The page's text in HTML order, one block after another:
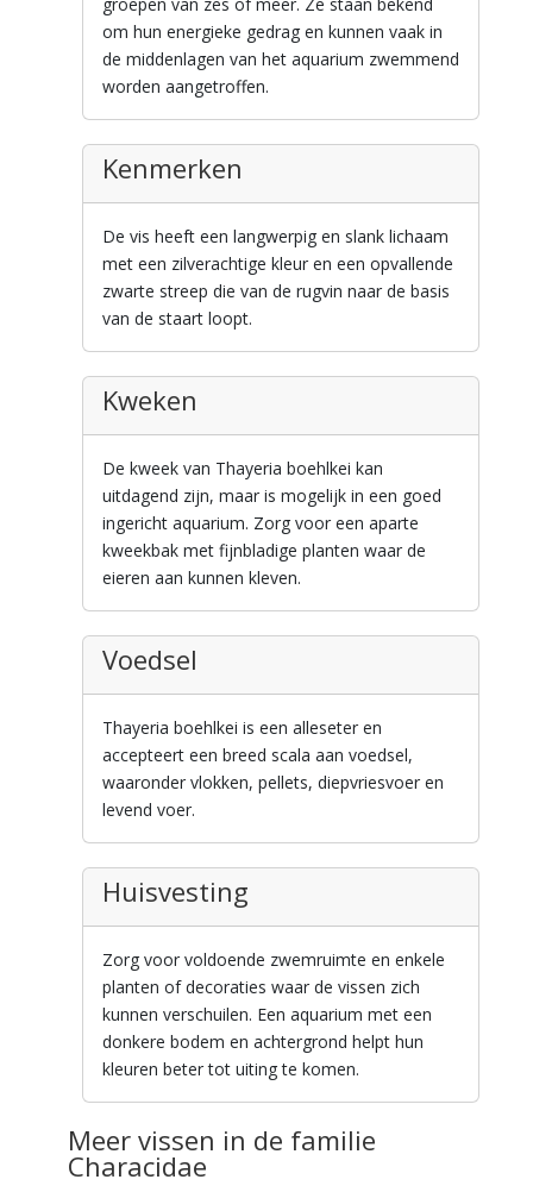
om hun energieke gedrag en kunnen vaak in
de middenlagen van het aquarium zwemmend
worden aangetroffen.
Kenmerken
De vis heeft een langwerpig en slank lichaam
met een zilverachtige kleur en een opvallende
zwarte streep die van de rugvin naar de basis
van de staart loopt.
Kweken
De kweek van Thayeria boehlkei kan
uitdagend zijn, maar is mogelijk in een goed
ingericht aquarium. Zorg voor een aparte
kweekbak met fijnbladige planten waar de
eieren aan kunnen kleven.
Voedsel
Thayeria boehlkei is een alleseter en
accepteert een breed scala aan voedsel,
waaronder vlokken, pellets, diepvriesvoer en
levend voer.
Huisvesting
Zorg voor voldoende zwemruimte en enkele
planten of decoraties waar de vissen zich
kunnen verschuilen. Een aquarium met een
donkere bodem en achtergrond helpt hun
kleuren beter tot uiting te komen.
Meer vissen in de familie
Characidae